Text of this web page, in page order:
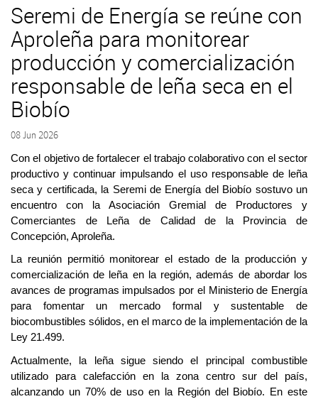
Seremi de Energía se reúne con
Aproleña para monitorear
producción y comercialización
responsable de leña seca en el
Biobío
08 Jun 2026
Con el objetivo de fortalecer el trabajo colaborativo con el sector
productivo y continuar impulsando el uso responsable de leña
seca y certificada, la Seremi de Energía del Biobío sostuvo un
encuentro con la Asociación Gremial de Productores y
Comerciantes de Leña de Calidad de la Provincia de
Concepción, Aproleña.
La reunión permitió monitorear el estado de la producción y
comercialización de leña en la región, además de abordar los
avances de programas impulsados por el Ministerio de Energía
para fomentar un mercado formal y sustentable de
biocombustibles sólidos, en el marco de la implementación de la
Ley 21.499.
Actualmente, la leña sigue siendo el principal combustible
utilizado para calefacción en la zona centro sur del país,
alcanzando un 70% de uso en la Región del Biobío. En este